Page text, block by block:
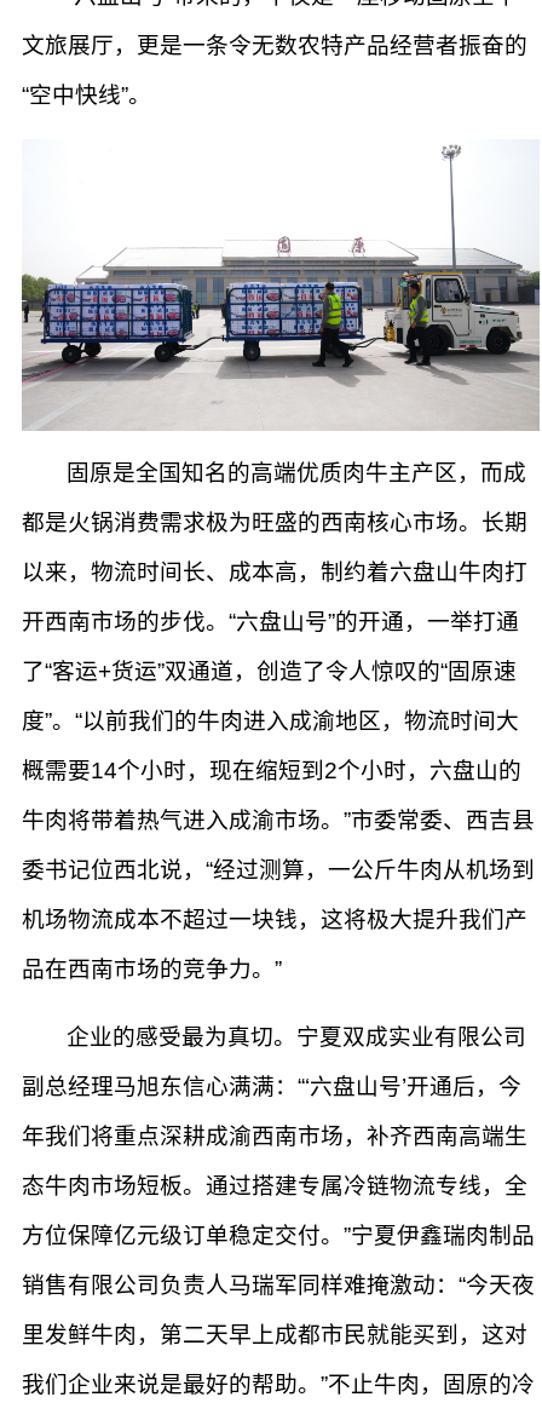
文旅展厅，更是一条令无数农特产品经营者振奋的
“空中快线”。
固原是全国知名的高端优质肉牛主产区，而成
都是火锅消费需求极为旺盛的西南核心市场。长期
以来，物流时间长、成本高，制约着六盘山牛肉打
开西南市场的步伐。“六盘山号”的开通，一举打通
了“客运+货运”双通道，创造了令人惊叹的“固原速
度”。“以前我们的牛肉进入成渝地区，物流时间大
概需要14个小时，现在缩短到2个小时，六盘山的
牛肉将带着热气进入成渝市场。”市委常委、西吉县
委书记位西北说，“经过测算，一公斤牛肉从机场到
机场物流成本不超过一块钱，这将极大提升我们产
品在西南市场的竞争力。”
企业的感受最为真切。宁夏双成实业有限公司
副总经理马旭东信心满满：“‘六盘山号’开通后，今
年我们将重点深耕成渝西南市场，补齐西南高端生
态牛肉市场短板。通过搭建专属冷链物流专线，全
方位保障亿元级订单稳定交付。”宁夏伊鑫瑞肉制品
销售有限公司负责人马瑞军同样难掩激动：“今天夜
里发鲜牛肉，第二天早上成都市民就能买到，这对
我们企业来说是最好的帮助。”不止牛肉，固原的冷